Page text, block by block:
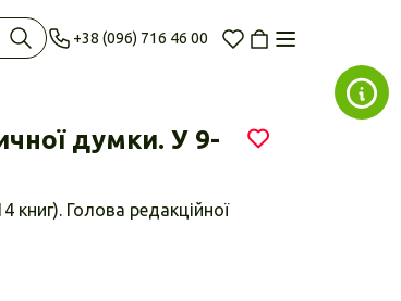
+38 (096) 716 46 00
думки. У 9-
книг). Голова редакційної